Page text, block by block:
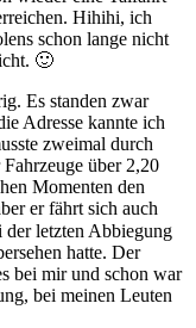
Hihihi, ich
schon lange nicht
🙂
Es standen zwar
Adresse kannte ich
zweimal durch
über 2,20
Momenten den
er fährt sich auch
der letzten Abbiegung
hatte. Der
bei mir und schon war
bei meinen Leuten